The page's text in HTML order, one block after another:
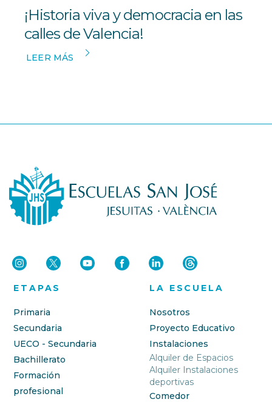
¡Historia viva y democracia en las
calles de Valencia!
LEER MÁS
ETAPAS
Primaria
Secundaria
UECO - Secundaria
Bachillerato
Formación
profesional
LA ESCUELA
Nosotros
Proyecto Educativo
Instalaciones
Alquiler de Espacios
Alquiler Instalaciones
deportivas
Comedor